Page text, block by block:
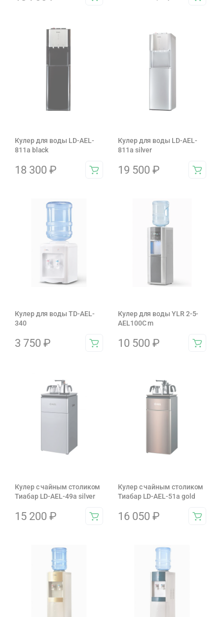
Кулер для воды LD-AEL-
811a black
18 300 ₽
Кулер для воды LD-AEL-
811a silver
19 500 ₽
Кулер для воды TD-AEL-
340
3 750 ₽
Кулер для воды YLR 2-5-
AEL100C m
10 500 ₽
Кулер с чайным столиком
Тиабар LD-AEL-49a silver
15 200 ₽
Кулер с чайным столиком
Тиабар LD-AEL-51а gold
16 050 ₽